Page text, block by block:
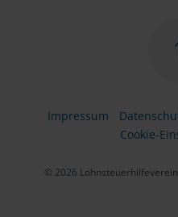
Impressum
Cookie-
© 2026